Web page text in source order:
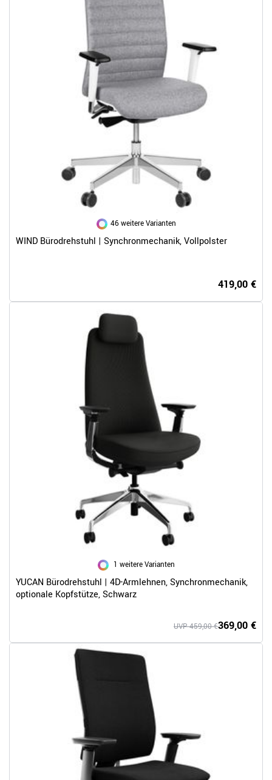
46 weitere Varianten
WIND Bürodrehstuhl | Synchronmechanik, Vollpolster
419,00 €
1 weitere Varianten
YUCAN Bürodrehstuhl | 4D-Armlehnen, Synchronmechanik,
optionale Kopfstütze, Schwarz
369,00 €
UVP 459,00 €